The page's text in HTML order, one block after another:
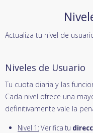
Actualiza tu nivel de
Niveles de Usuario
Tu cuota diaria y las
Cada nivel ofrece una
definitivamente vale la
Nivel 1: Verifica tu